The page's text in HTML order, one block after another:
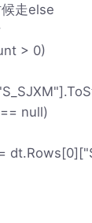
走else
> 0)
null)